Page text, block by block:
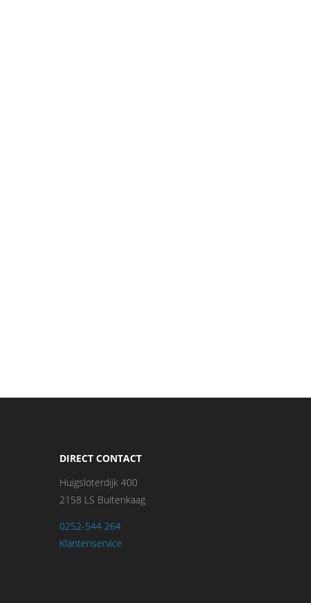
DIRECT CONTACT
Huigsloterdijk 400
2158 LS Buitenkaag
0252-544 264
Klantenservice